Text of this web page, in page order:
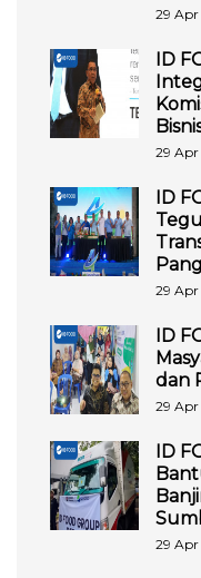
29 Apr
ID
29 Apr
ID
29 Apr
ID
dan
29 Apr
ID
29 Apr